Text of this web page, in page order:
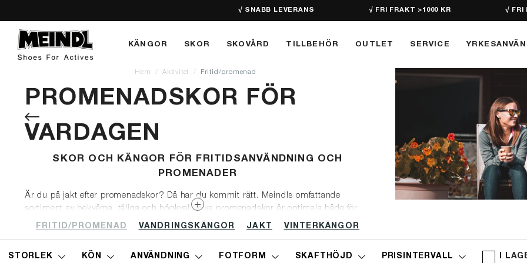
√ SNABB LEVERANS √ FRI FRAKT >1000 KR √ FRI
KÄNGOR SKOR SKOVÅRD TILLBEHÖR OUTLET SERVICE
Hem Aktivitet Fritid/promenad
PROMENADSKOR FÖR
VARDAGEN
SKOR OCH KÄNGOR FÖR FRITIDSANVÄNDNING OCH
PROMENADER
Är du på jakt efter promenadskor? Då har du kommit rätt. Meindls omfattande
sortiment av bekväma, tåliga och högkvalitativa promenadskor är optimala både för
vardag och fritid. Här hittar du ett brett urval av promenadskor som tar din komfort på
FRITID/PROMENAD VANDRINGSKÄNGOR JAKT VINTERKÄNGOR
STORLEK KÖN ANVÄNDNING FOTFORM SKAFTHÖJD PRISINTERVALL I